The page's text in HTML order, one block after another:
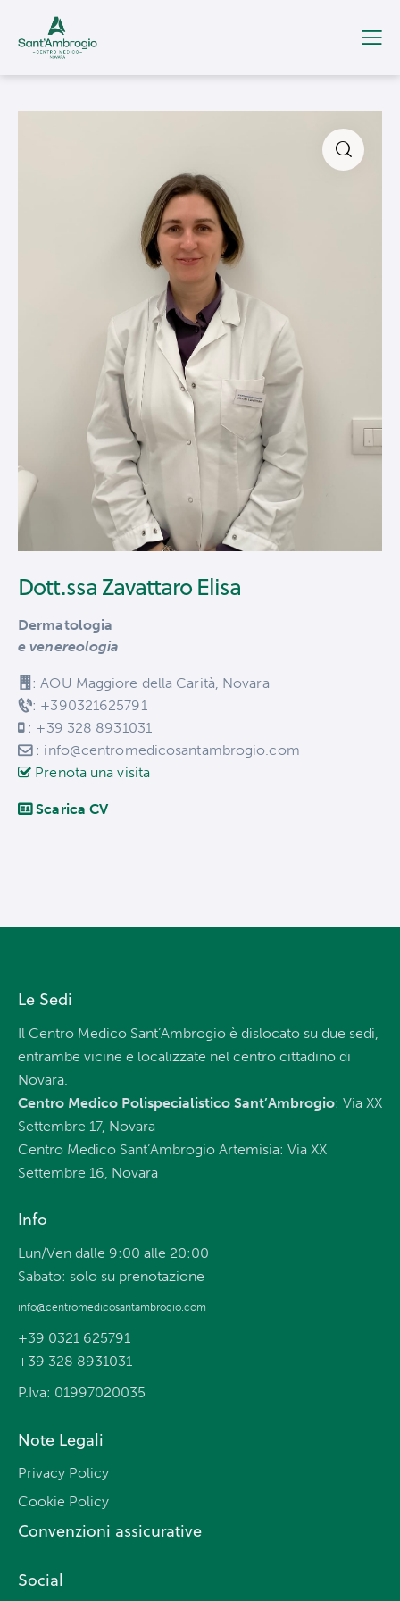
Dott.ssa Zavattaro Elisa
Dermatologia
e venereologia
: AOU Maggiore della Carità, Novara
: +390321625791
: +39 328 8931031
: info@centromedicosantambrogio.com
Prenota una visita
Scarica CV
Le Sedi
Il Centro Medico Sant’Ambrogio è dislocato su due sedi,
entrambe vicine e localizzate nel centro cittadino di
Novara.
Centro Medico Polispecialistico Sant’Ambrogio: Via XX
Settembre 17, Novara
Centro Medico Sant’Ambrogio Artemisia: Via XX
Settembre 16, Novara
Info
Lun/Ven dalle 9:00 alle 20:00
Sabato: solo su prenotazione
info@centromedicosantambrogio.com
+39 0321 625791
+39 328 8931031
P.Iva: 01997020035
Note Legali
Privacy Policy
Cookie Policy
Convenzioni assicurative
Social